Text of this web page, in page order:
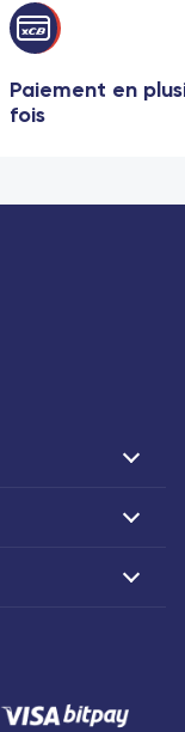
Paiement en
fois